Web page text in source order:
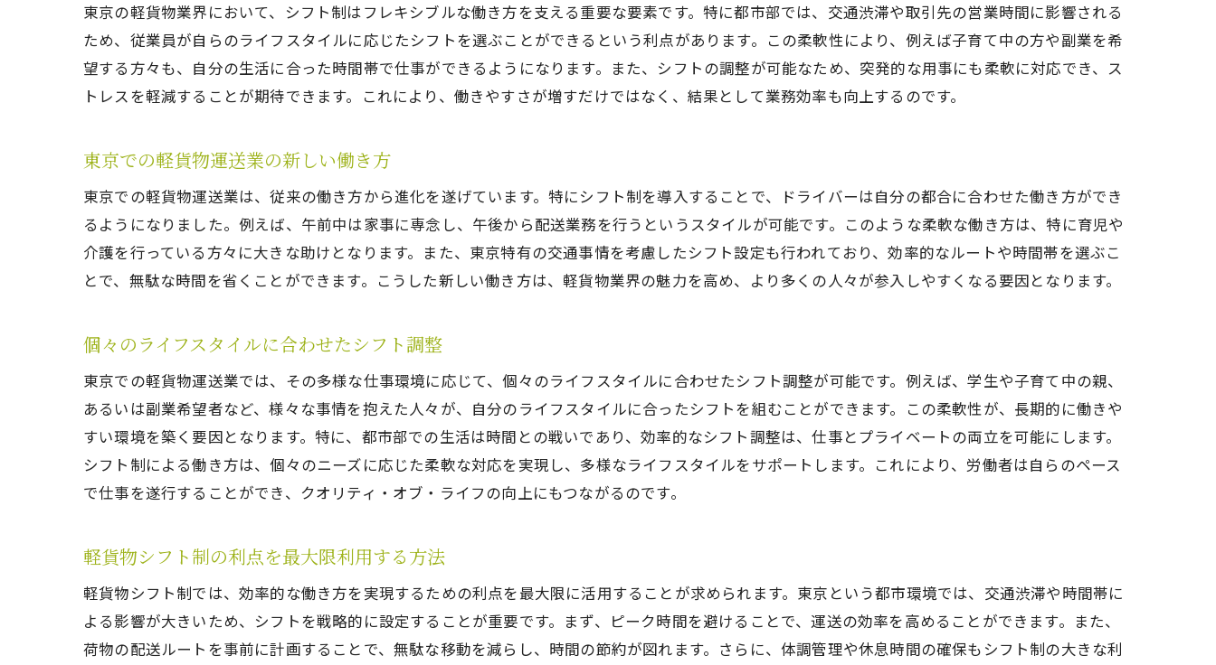
変化する都市環境に対応する軽貨物シフト
家族時間を大切にするための柔軟なシフト
交通渋滞を避けた効率的なシフト構築法
東京都内での最適な配送ルート選択
時間を有効活用するためのヒント
柔軟な働き方を可能にするシフト管理
柔軟な軽貨物シフト制が東京での生活をどう豊かにするか
個人的な成長を支えるシフト制の利点
東京での生活の質を向上させる働き方
心の余裕を生む柔軟なスケジュール
プライベートと仕事の両立を可能にする
東京軽貨物シフト制を取り入れて働く自由を得る方法
シフト制を活用した自由な働き方の提案
東京でのキャリアアップを目指すシフト活用術
東京の軽貨物業界において、シフト制はフレキシブルな働き方を支える重要な要素です。特に都市部では、交通渋滞や取引先の営業時間に影響される
ため、従業員が自らのライフスタイルに応じたシフトを選ぶことができるという利点があります。この柔軟性により、例えば子育て中の方や副業を希
望する方々も、自分の生活に合った時間帯で仕事ができるようになります。また、シフトの調整が可能なため、突発的な用事にも柔軟に対応でき、ス
トレスを軽減することが期待できます。これにより、働きやすさが増すだけではなく、結果として業務効率も向上するのです。
東京での軽貨物運送業の新しい働き方
東京での軽貨物運送業は、従来の働き方から進化を遂げています。特にシフト制を導入することで、ドライバーは自分の都合に合わせた働き方ができ
るようになりました。例えば、午前中は家事に専念し、午後から配送業務を行うというスタイルが可能です。このような柔軟な働き方は、特に育児や
介護を行っている方々に大きな助けとなります。また、東京特有の交通事情を考慮したシフト設定も行われており、効率的なルートや時間帯を選ぶこ
とで、無駄な時間を省くことができます。こうした新しい働き方は、軽貨物業界の魅力を高め、より多くの人々が参入しやすくなる要因となります。
個々のライフスタイルに合わせたシフト調整
東京での軽貨物運送業では、その多様な仕事環境に応じて、個々のライフスタイルに合わせたシフト調整が可能です。例えば、学生や子育て中の親、
あるいは副業希望者など、様々な事情を抱えた人々が、自分のライフスタイルに合ったシフトを組むことができます。この柔軟性が、長期的に働きや
すい環境を築く要因となります。特に、都市部での生活は時間との戦いであり、効率的なシフト調整は、仕事とプライベートの両立を可能にします。
シフト制による働き方は、個々のニーズに応じた柔軟な対応を実現し、多様なライフスタイルをサポートします。これにより、労働者は自らのペース
で仕事を遂行することができ、クオリティ・オブ・ライフの向上にもつながるのです。
軽貨物シフト制の利点を最大限利用する方法
軽貨物シフト制では、効率的な働き方を実現するための利点を最大限に活用することが求められます。東京という都市環境では、交通渋滞や時間帯に
よる影響が大きいため、シフトを戦略的に設定することが重要です。まず、ピーク時間を避けることで、運送の効率を高めることができます。また、
荷物の配送ルートを事前に計画することで、無駄な移動を減らし、時間の節約が図れます。さらに、体調管理や休息時間の確保もシフト制の大きな利